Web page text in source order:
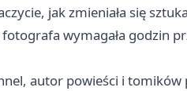
jak zmieniała się
wymagała godzin
autor powieści i tomików